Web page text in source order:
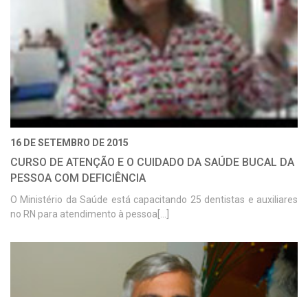
16 DE SETEMBRO DE 2015
CURSO DE ATENÇÃO E O CUIDADO DA SAÚDE BUCAL DA
PESSOA COM DEFICIÊNCIA
O Ministério da Saúde está capacitando 25 dentistas e auxiliares
no RN para atendimento à pessoa[...]